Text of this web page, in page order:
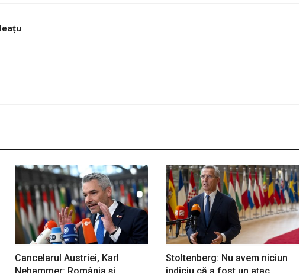
Cancelarul Austriei, Karl
Stoltenberg: Nu avem niciun
a deschis oficial
0 1531
oficial NIBIRU în fața a
Aplicaţia de mesagerie Whatsapp,
nefuncţională
Lăcrămioara Neațu Octombrie 25, 2022 0 1734
Aplicaţia de mesagerie Whatsapp a devenit nefuncţională,
marţi, problema tehnică...